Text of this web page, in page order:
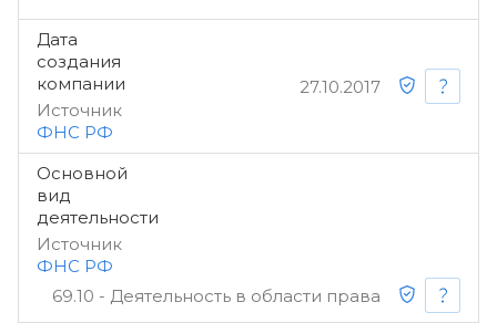
Дата
создания
компании
Источник
ФНС РФ
27.10.2017
Основной
вид
деятельности
Источник
ФНС РФ
69.10 - Деятельность в области права